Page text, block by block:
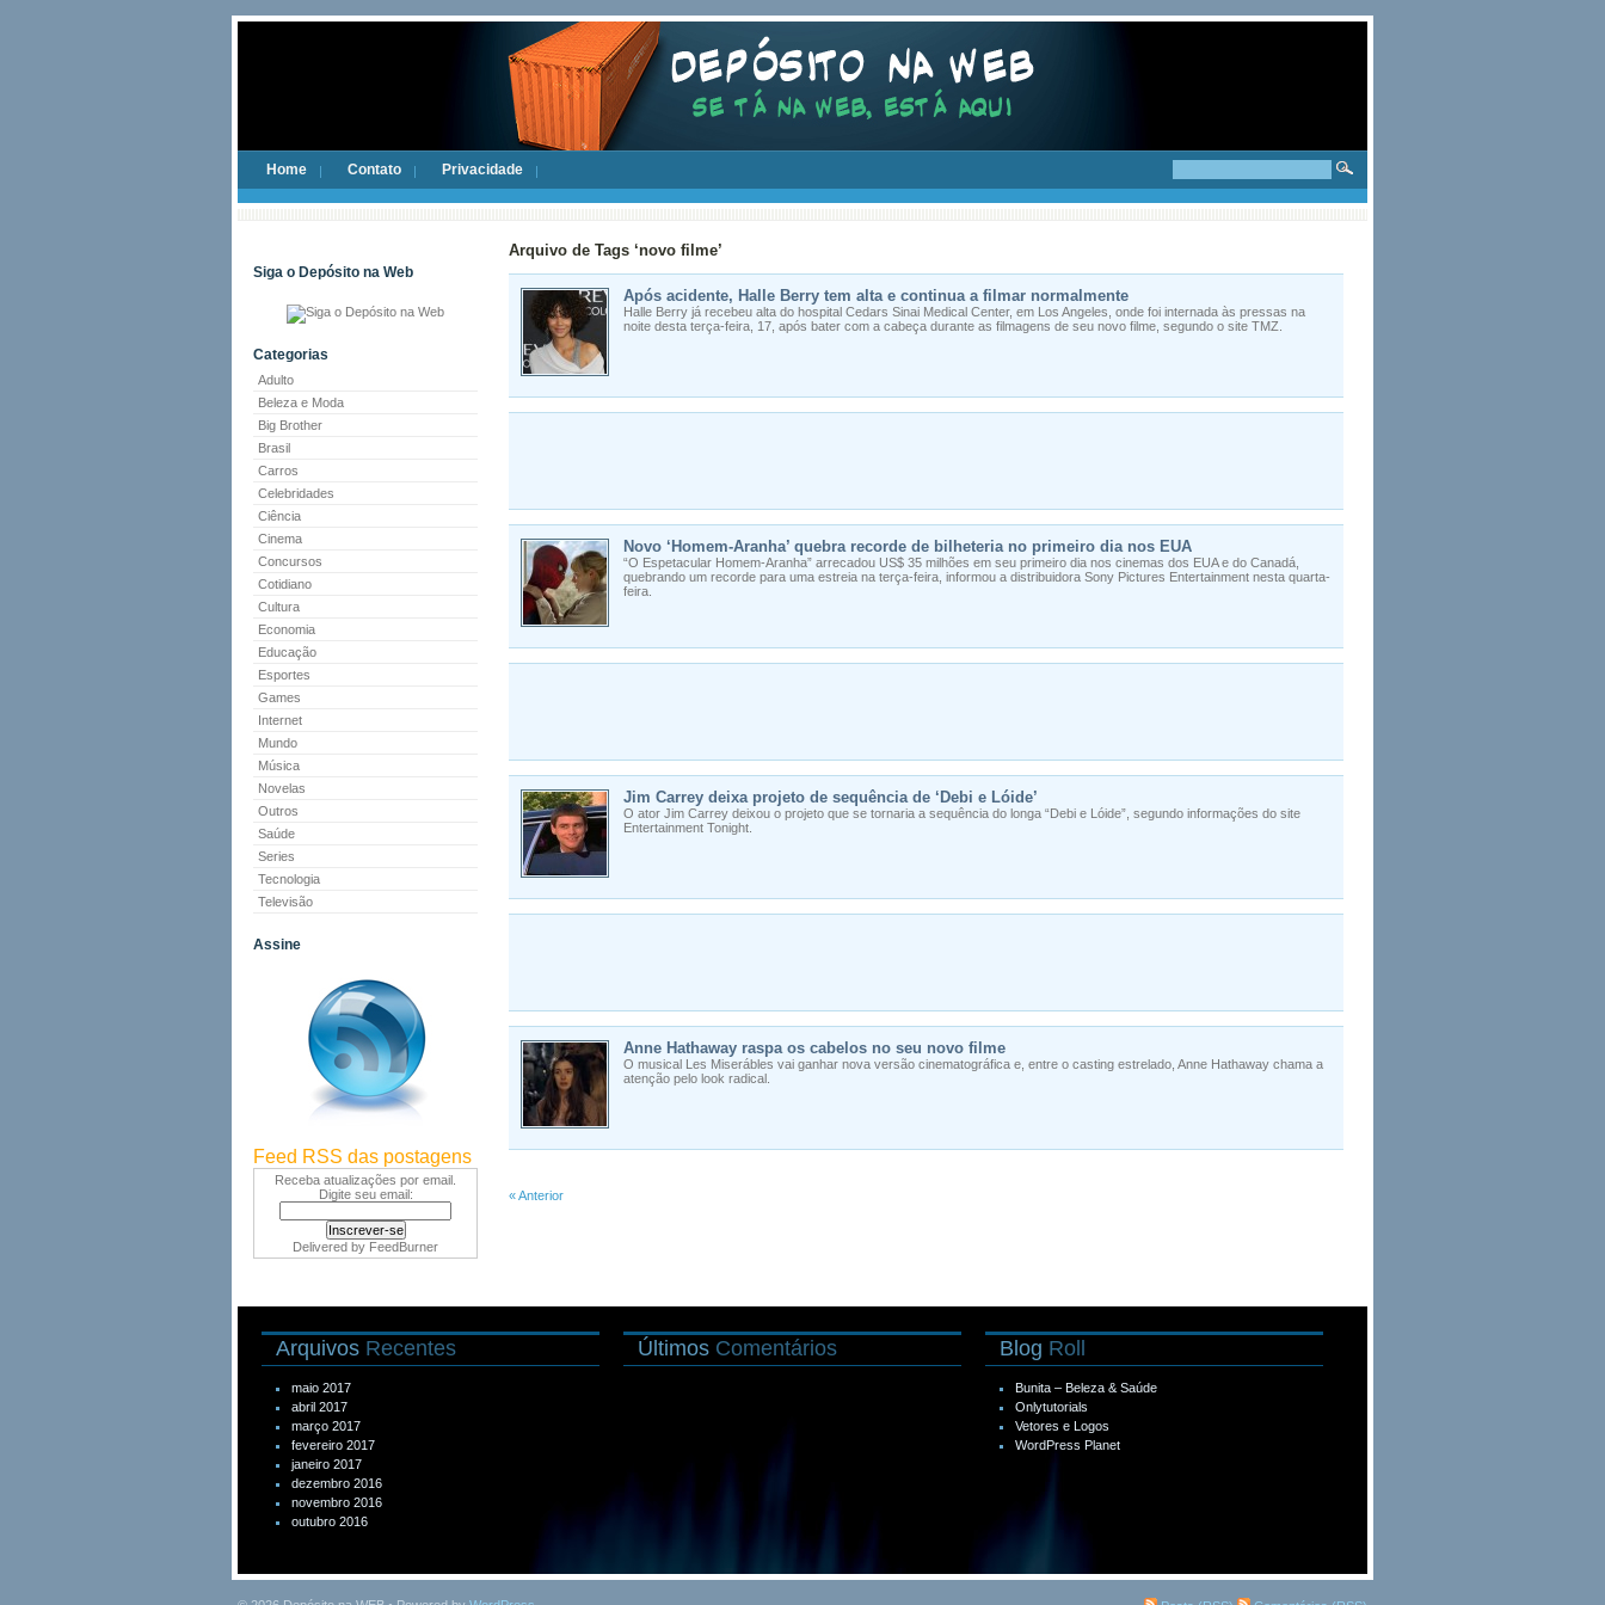
Home Contato Privacidade
Siga o Depósito na Web
Categorias
Adulto
Beleza e Moda
Big Brother
Brasil
Carros
Celebridades
Ciência
Cinema
Concursos
Cotidiano
Cultura
Economia
Educação
Esportes
Games
Internet
Mundo
Música
Novelas
Outros
Saúde
Series
Tecnologia
Televisão
Assine
Feed RSS das postagens
Receba atualizações por email.
Digite seu email:
Delivered by FeedBurner
Arquivo de Tags ‘novo filme’
Após acidente, Halle Berry tem alta e continua a filmar normalmente
Halle Berry já recebeu alta do hospital Cedars Sinai Medical Center, em Los Angeles, onde foi internada às pressas na
noite desta terça-feira, 17, após bater com a cabeça durante as filmagens de seu novo filme, segundo o site TMZ.
Novo ‘Homem-Aranha’ quebra recorde de bilheteria no primeiro dia nos EUA
“O Espetacular Homem-Aranha” arrecadou US$ 35 milhões em seu primeiro dia nos cinemas dos EUA e do Canadá,
quebrando um recorde para uma estreia na terça-feira, informou a distribuidora Sony Pictures Entertainment nesta quarta-
feira.
Jim Carrey deixa projeto de sequência de ‘Debi e Lóide’
O ator Jim Carrey deixou o projeto que se tornaria a sequência do longa “Debi e Lóide”, segundo informações do site
Entertainment Tonight.
Anne Hathaway raspa os cabelos no seu novo filme
O musical Les Miserábles vai ganhar nova versão cinematográfica e, entre o casting estrelado, Anne Hathaway chama a
atenção pelo look radical.
« Anterior
Arquivos Recentes
maio 2017
abril 2017
março 2017
fevereiro 2017
janeiro 2017
dezembro 2016
novembro 2016
outubro 2016
Últimos Comentários Blog Roll
Bunita – Beleza & Saúde
Onlytutorials
Vetores e Logos
WordPress Planet